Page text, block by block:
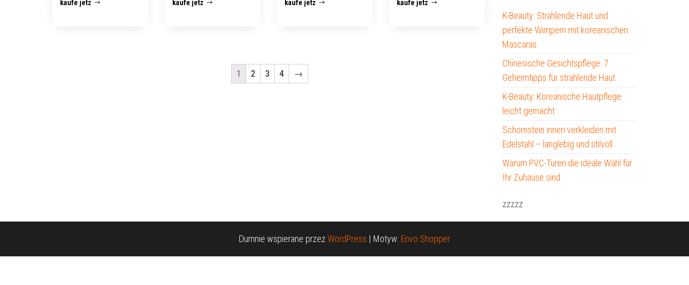
kaufe jetz kaufe jetz kaufe jetz kaufe jetz
1 2 3 4 →
K-Beauty: Strahlende Haut und
perfekte Wimpern mit koreanischen
Mascaras
Chinesische Gesichtspflege: 7
Geheimtipps für strahlende Haut
K-Beauty: Koreanische Hautpflege
leicht gemacht
Schornstein innen verkleiden mit
Edelstahl – langlebig und stilvoll
Warum PVC-Türen die ideale Wahl für
Ihr Zuhause sind
zzzzz
Dumnie wspierane przez WordPress | Motyw: Envo Shopper